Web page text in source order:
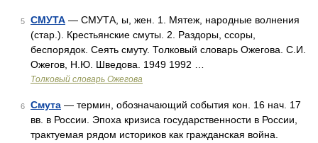
5 СМУТА — СМУТА, ы, жен. 1. Мятеж, народные волнения
(стар.). Крестьянские смуты. 2. Раздоры, ссоры,
беспорядок. Сеять смуту. Толковый словарь Ожегова. С.И.
Ожегов, Н.Ю. Шведова. 1949 1992 …
Толковый словарь Ожегова
6 Смута — термин, обозначающий события кон. 16 нач. 17
вв. в России. Эпоха кризиса государственности в России,
трактуемая рядом историков как гражданская война.